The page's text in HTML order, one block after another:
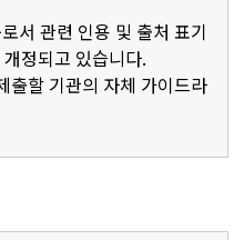
서 관련 인용 및 출처 표기
정되고 있습니다.
출할 기관의 자체 가이드라